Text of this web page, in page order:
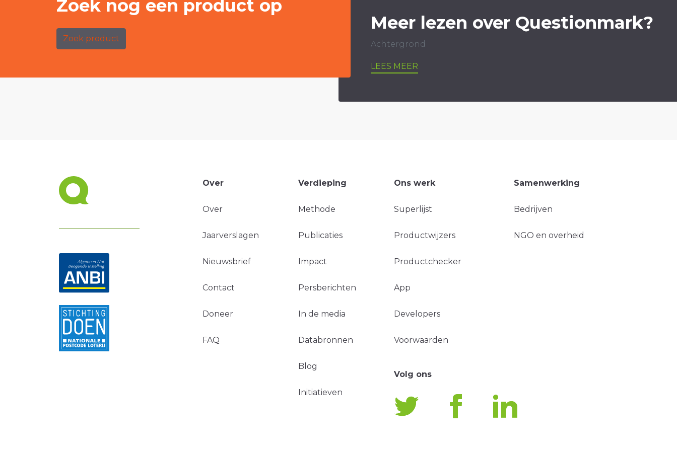
Zoek nog een product op
Zoek product
Meer lezen over Questionmark?
Achtergrond
LEES MEER
Over
Over
Jaarverslagen
Nieuwsbrief
Contact
Doneer
FAQ
Verdieping
Methode
Publicaties
Impact
Persberichten
In de media
Databronnen
Blog
Initiatieven
Ons werk
Superlijst
Productwijzers
Productchecker
App
Developers
Voorwaarden
Samenwerking
Bedrijven
NGO en overheid
Volg ons